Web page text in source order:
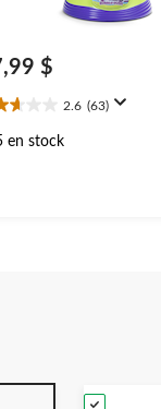
$
2.6 (63)
en stock